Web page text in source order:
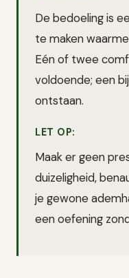
De bedoeling is
te maken
Eén of twee
voldoende; een
ontstaan.
LET OP:
Maak er geen
duizeligheid,
je gewone
een oefening